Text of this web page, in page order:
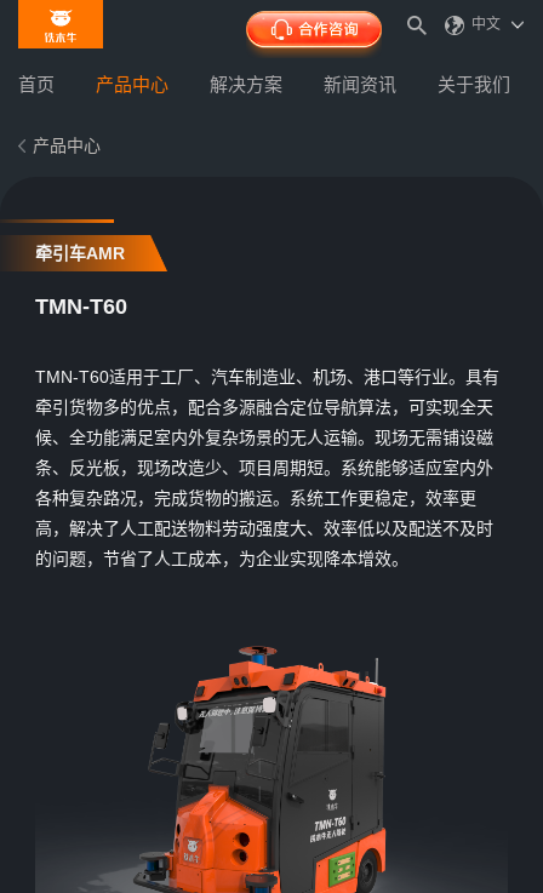
首页 产品中心 解决方案 新闻资讯 关于我们
中文
产品中心
牵引车AMR
TMN-T60
TMN-T60适用于工厂、汽车制造业、机场、港口等行业。具有
牵引货物多的优点，配合多源融合定位导航算法，可实现全天
候、全功能满足室内外复杂场景的无人运输。现场无需铺设磁
条、反光板，现场改造少、项目周期短。系统能够适应室内外
各种复杂路况，完成货物的搬运。系统工作更稳定，效率更
高，解决了人工配送物料劳动强度大、效率低以及配送不及时
的问题，节省了人工成本，为企业实现降本增效。